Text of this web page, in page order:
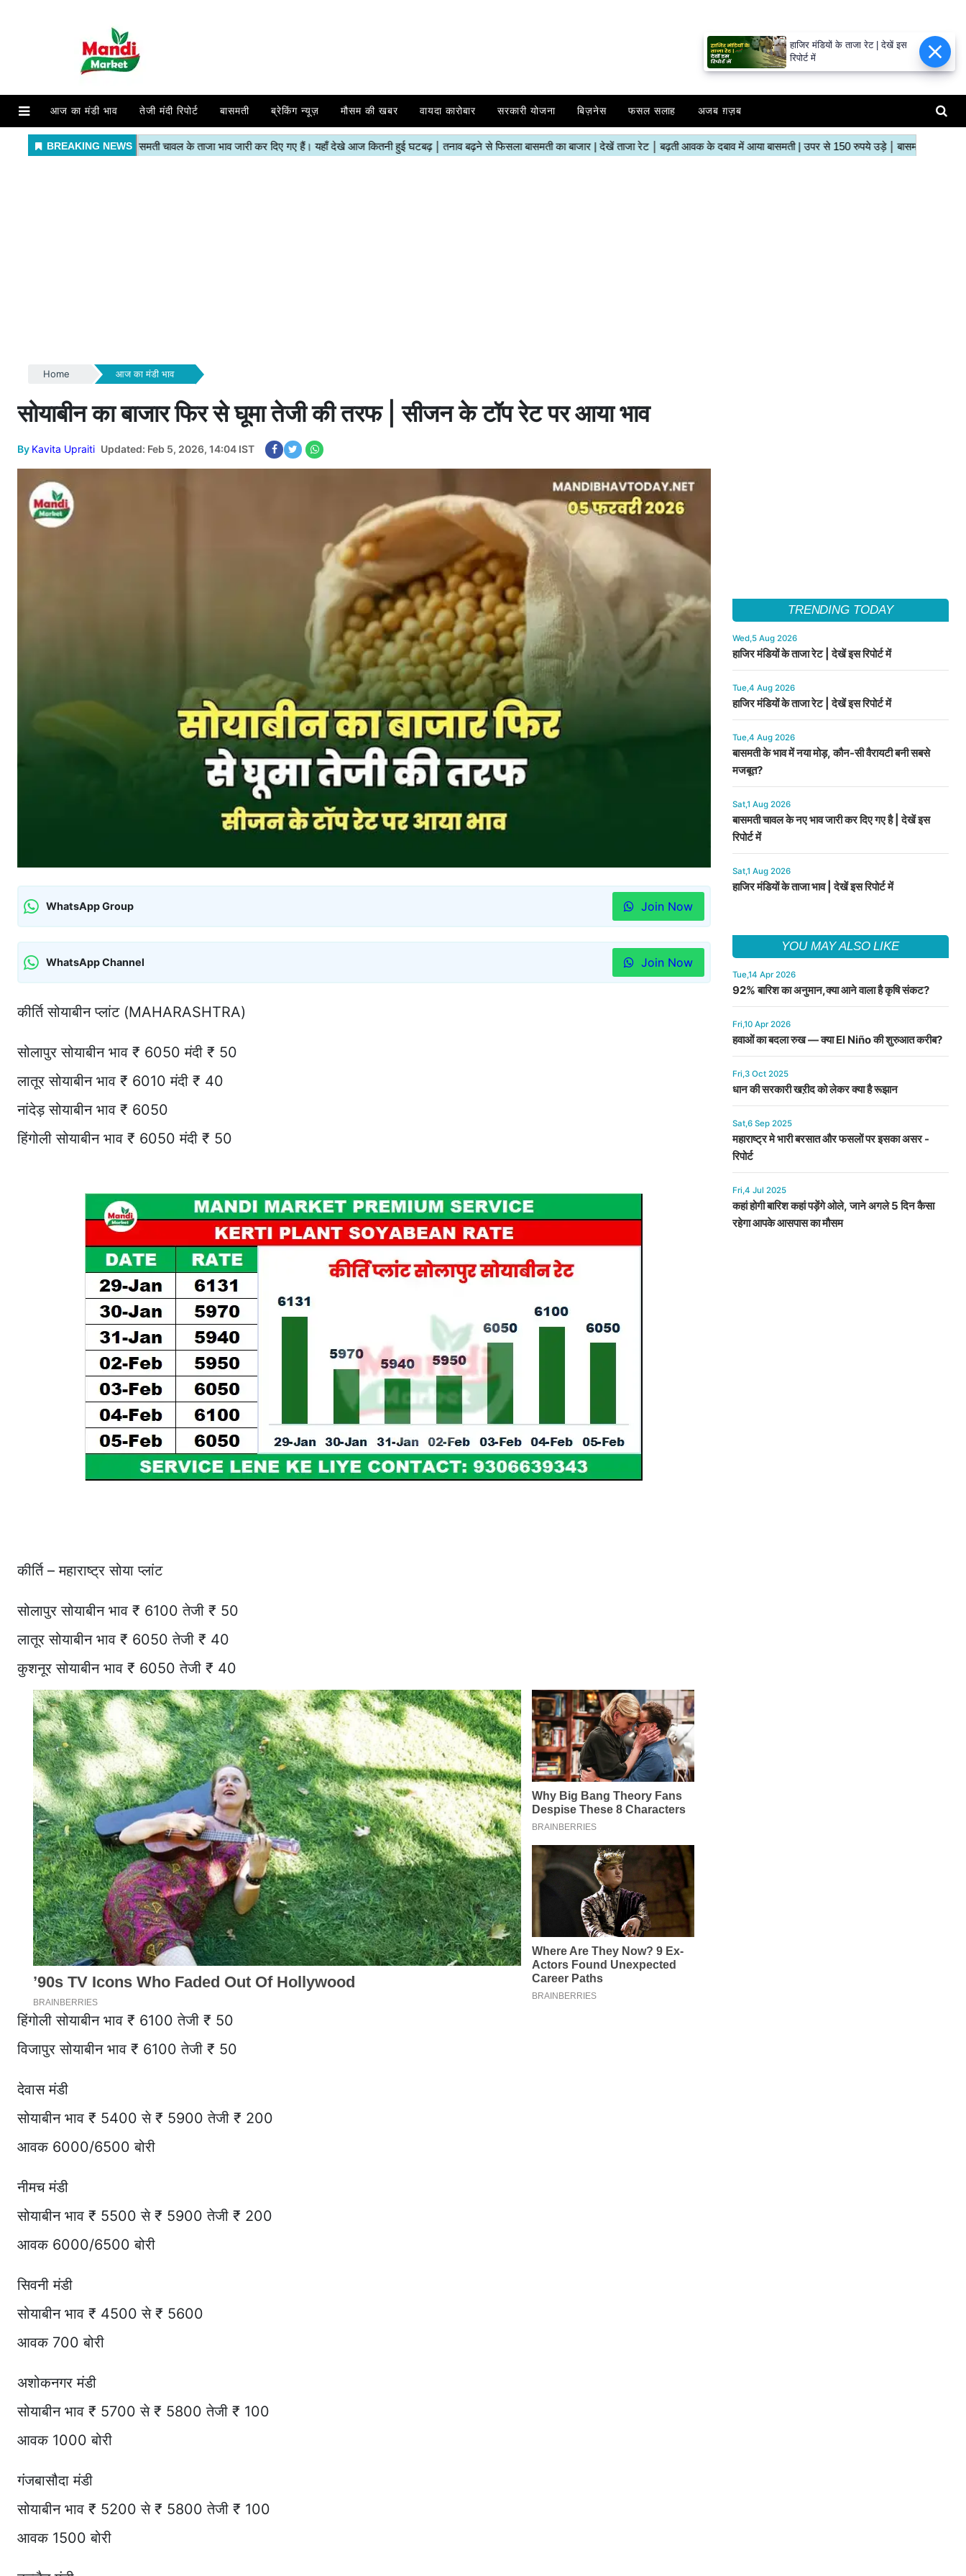
आज का मंडी भाव तेजी मंदी रिपोर्ट बासमती ब्रेकिंग न्यूज़ मौसम की खबर वायदा कारोबार सरकारी योजना बिज़नेस फसल सलाह अजब ग़ज़ब
Home आज का मंडी भाव
सोयाबीन का बाजार फिर से घूमा तेजी की तरफ | सीजन के टॉप रेट पर आया भाव
By Kavita Upraiti Updated: Feb 5, 2026, 14:04 IST
WhatsApp Group Join Now
WhatsApp Channel Join Now
कीर्ति सोयाबीन प्लांट (MAHARASHTRA)
सोलापुर सोयाबीन भाव ₹ 6050 मंदी ₹ 50
लातूर सोयाबीन भाव ₹ 6010 मंदी ₹ 40
नांदेड़ सोयाबीन भाव ₹ 6050
हिंगोली सोयाबीन भाव ₹ 6050 मंदी ₹ 50
कीर्ति – महाराष्ट्र सोया प्लांट
सोलापुर सोयाबीन भाव ₹ 6100 तेजी ₹ 50
लातूर सोयाबीन भाव ₹ 6050 तेजी ₹ 40
कुशनूर सोयाबीन भाव ₹ 6050 तेजी ₹ 40
हिंगोली सोयाबीन भाव ₹ 6100 तेजी ₹ 50
विजापुर सोयाबीन भाव ₹ 6100 तेजी ₹ 50
देवास मंडी
सोयाबीन भाव ₹ 5400 से ₹ 5900 तेजी ₹ 200
आवक 6000/6500 बोरी
नीमच मंडी
सोयाबीन भाव ₹ 5500 से ₹ 5900 तेजी ₹ 200
आवक 6000/6500 बोरी
सिवनी मंडी
सोयाबीन भाव ₹ 4500 से ₹ 5600
आवक 700 बोरी
अशोकनगर मंडी
सोयाबीन भाव ₹ 5700 से ₹ 5800 तेजी ₹ 100
आवक 1000 बोरी
गंजबासौदा मंडी
सोयाबीन भाव ₹ 5200 से ₹ 5800 तेजी ₹ 100
आवक 1500 बोरी
TRENDING TODAY
Wed,5 Aug 2026
हाजिर मंडियों के ताजा रेट | देखें इस रिपोर्ट में
Tue,4 Aug 2026
हाजिर मंडियों के ताजा रेट | देखें इस रिपोर्ट में
Tue,4 Aug 2026
बासमती के भाव में नया मोड़, कौन-सी वैरायटी बनी सबसे
मजबूत?
Sat,1 Aug 2026
बासमती चावल के नए भाव जारी कर दिए गए है | देखें इस
रिपोर्ट में
Sat,1 Aug 2026
हाजिर मंडियों के ताजा भाव | देखें इस रिपोर्ट में
YOU MAY ALSO LIKE
Tue,14 Apr 2026
92% बारिश का अनुमान,क्या आने वाला है कृषि संकट?
Fri,10 Apr 2026
हवाओं का बदला रुख — क्या El Niño की शुरुआत करीब?
Fri,3 Oct 2025
धान की सरकारी खऱीद को लेकर क्या है रूझान
Sat,6 Sep 2025
महाराष्ट्र मे भारी बरसात और फसलों पर इसका असर -
रिपोर्ट
Fri,4 Jul 2025
कहां होगी बारिश कहां पड़ेंगे ओले, जाने अगले 5 दिन कैसा
रहेगा आपके आसपास का मौसम
हाजिर मंडियों के ताजा रेट | देखें इस
रिपोर्ट में